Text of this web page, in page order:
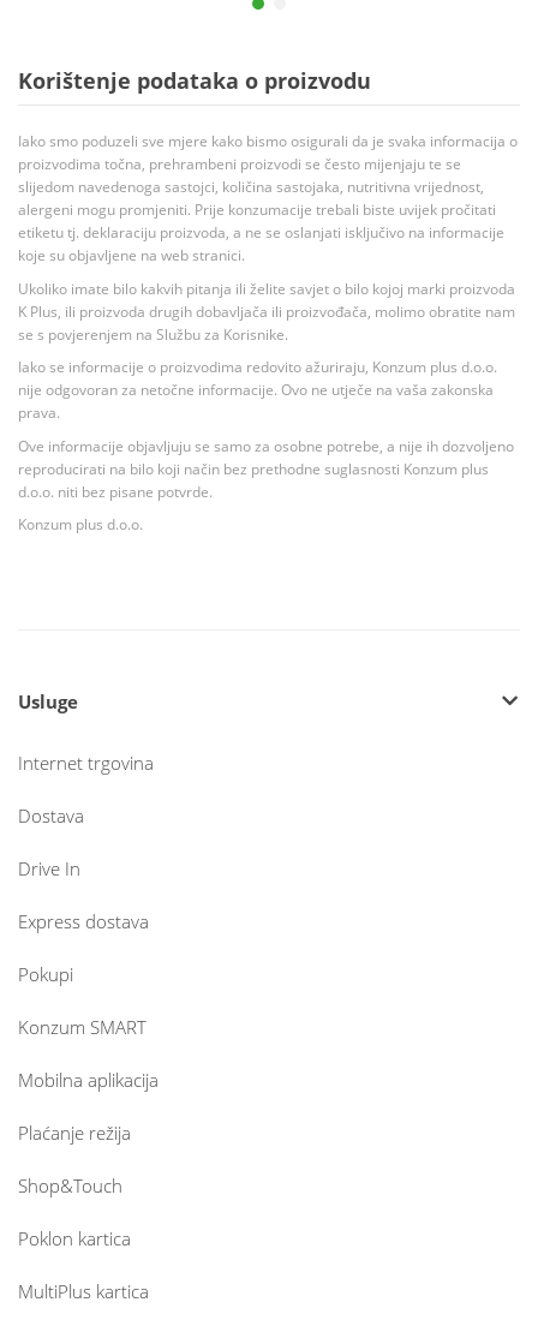
Korištenje podataka o proizvodu
Iako smo poduzeli sve mjere kako bismo osigurali da je svaka informacija o
proizvodima točna, prehrambeni proizvodi se često mijenjaju te se
slijedom navedenoga sastojci, količina sastojaka, nutritivna vrijednost,
alergeni mogu promjeniti. Prije konzumacije trebali biste uvijek pročitati
etiketu tj. deklaraciju proizvoda, a ne se oslanjati isključivo na informacije
koje su objavljene na web stranici.
Ukoliko imate bilo kakvih pitanja ili želite savjet o bilo kojoj marki proizvoda
K Plus, ili proizvoda drugih dobavljača ili proizvođača, molimo obratite nam
se s povjerenjem na Službu za Korisnike.
Iako se informacije o proizvodima redovito ažuriraju, Konzum plus d.o.o.
nije odgovoran za netočne informacije. Ovo ne utječe na vaša zakonska
prava.
Ove informacije objavljuju se samo za osobne potrebe, a nije ih dozvoljeno
reproducirati na bilo koji način bez prethodne suglasnosti Konzum plus
d.o.o. niti bez pisane potvrde.
Konzum plus d.o.o.
Usluge
Internet trgovina
Dostava
Drive In
Express dostava
Pokupi
Konzum SMART
Mobilna aplikacija
Plaćanje režija
Shop&Touch
Poklon kartica
MultiPlus kartica